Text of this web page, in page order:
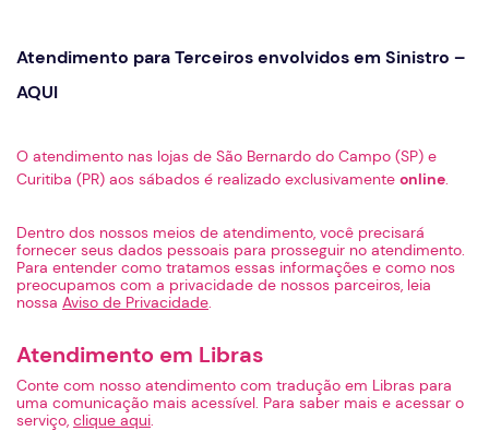
Atendimento para Terceiros envolvidos em Sinistro –
AQUI
O atendimento nas lojas de São Bernardo do Campo (SP) e
Curitiba (PR) aos sábados é realizado exclusivamente online.
Dentro dos nossos meios de atendimento, você precisará
fornecer seus dados pessoais para prosseguir no atendimento.
Para entender como tratamos essas informações e como nos
preocupamos com a privacidade de nossos parceiros, leia
nossa Aviso de Privacidade.
Atendimento em Libras
Conte com nosso atendimento com tradução em Libras para
uma comunicação mais acessível. Para saber mais e acessar o
serviço, clique aqui.